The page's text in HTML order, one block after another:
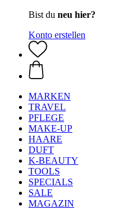
Bist du neu hier?
Konto erstellen
MARKEN
TRAVEL
PFLEGE
MAKE-UP
HAARE
DUFT
K-BEAUTY
TOOLS
SPECIALS
SALE
MAGAZIN